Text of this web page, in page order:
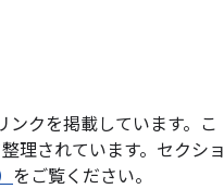
ンクを掲載しています。こ
理されています。セクショ
をご覧ください。